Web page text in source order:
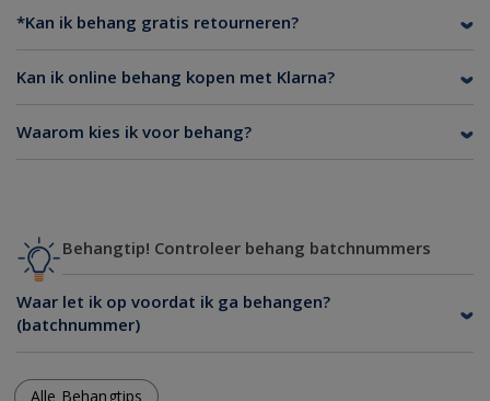
*Kan ik behang gratis retourneren?
Kan ik online behang kopen met Klarna?
Waarom kies ik voor behang?
Behangtip! Controleer behang batchnummers
Waar let ik op voordat ik ga behangen?
(batchnummer)
Alle Behangtips